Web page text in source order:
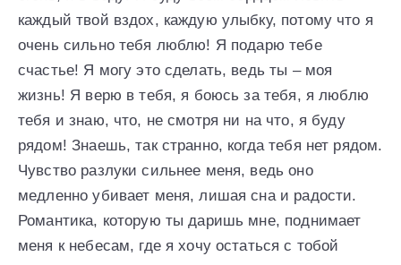
каждый твой вздох, каждую улыбку, потому что я
очень сильно тебя люблю! Я подарю тебе
счастье! Я могу это сделать, ведь ты – моя
жизнь! Я верю в тебя, я боюсь за тебя, я люблю
тебя и знаю, что, не смотря ни на что, я буду
рядом! Знаешь, так странно, когда тебя нет рядом.
Чувство разлуки сильнее меня, ведь оно
медленно убивает меня, лишая сна и радости.
Романтика, которую ты даришь мне, поднимает
меня к небесам, где я хочу остаться с тобой